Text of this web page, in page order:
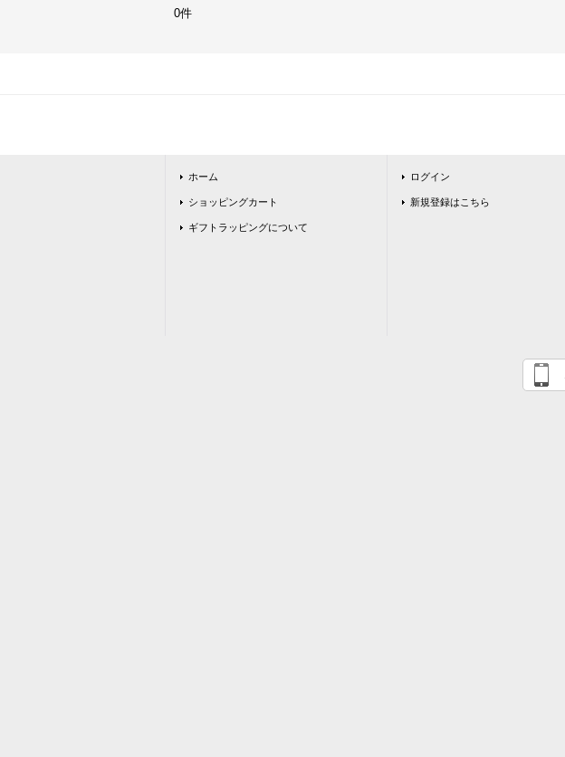
0件
ホーム
ショッピングカート
ギフトラッピングについて
ログイン
新規登録はこちら